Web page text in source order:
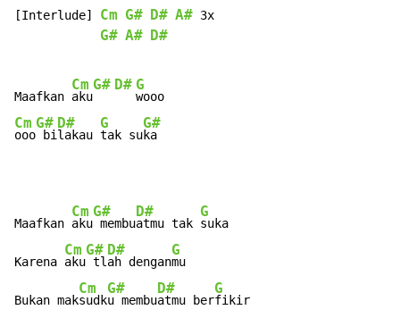
[Interlude] Cm G# D# A# 3x
G# A# D#
Maafkan
Cm
aku
G# D# G
Cm
ooo
G#
bi
D#
lakau
G
tak su
G#
ka
Maafkan
Cm
aku
G#
membu
D#
atmu tak
G
suka
Karena
Cm
aku
G#
tl
D#
ah dengan
G
mu
Bukan mak
Cm
sudk
G#
u membu
D#
atmu ber
G
fikir